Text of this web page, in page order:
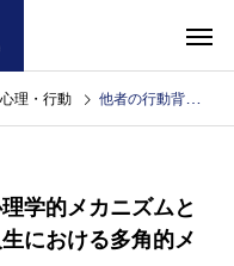
理・行動 他者の行動背景を想像する心理学的メカニズムとその応用：ビジネスおよび人生における多角的メリットの探求
学的メカニズムと
における多角的メ